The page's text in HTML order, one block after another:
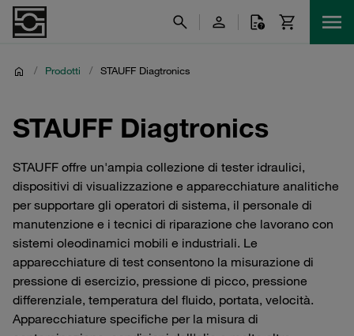
/ Prodotti / STAUFF Diagtronics
STAUFF Diagtronics
STAUFF offre un'ampia collezione di tester idraulici,
dispositivi di visualizzazione e apparecchiature analitiche
per supportare gli operatori di sistema, il personale di
manutenzione e i tecnici di riparazione che lavorano con
sistemi oleodinamici mobili e industriali. Le
apparecchiature di test consentono la misurazione di
pressione di esercizio, pressione di picco, pressione
differenziale, temperatura del fluido, portata, velocità.
Apparecchiature specifiche per la misura di